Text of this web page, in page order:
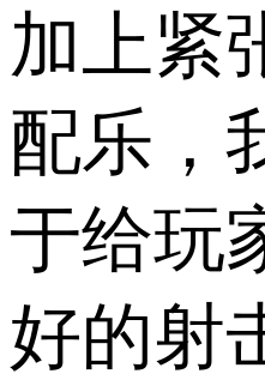
加上紧
配乐，
于给玩
好的射